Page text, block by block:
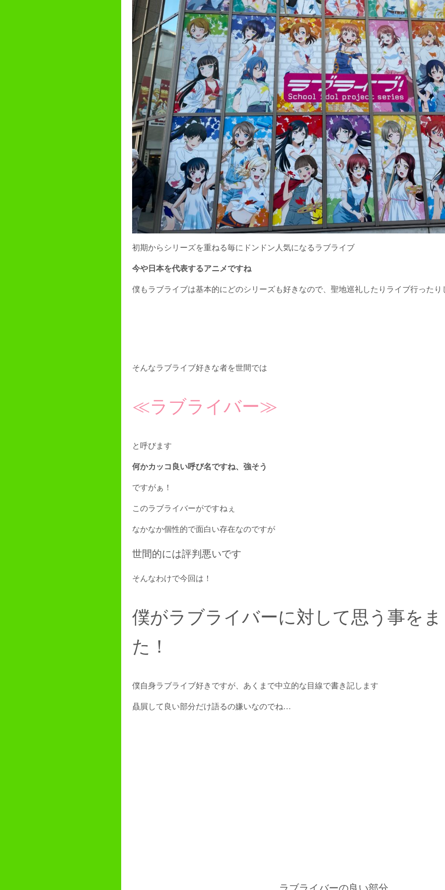
初期からシリーズを重ねる毎にドンドン人気になるラブライブ
今や日本を代表するアニメですね
僕もラブライブは基本的にどのシリーズも好きなので、聖地巡礼したりライブ行ったり
そんなラブライブ好きな者を世間では
≪ラブライバー≫
と呼びます
何かカッコ良い呼び名ですね、強そう
ですがぁ！
このラブライバーがですねぇ
なかなか個性的で面白い存在なのですが
世間的には評判悪いです
そんなわけで今回は！
僕がラブライバーに対して思う事を
た！
僕自身ラブライブ好きですが、あくまで中立的な目線で書き記します
贔屓して良い部分だけ語るの嫌いなのでね…